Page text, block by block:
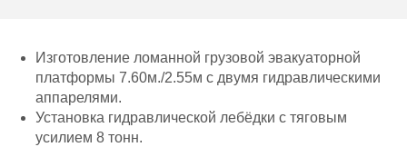
Изготовление ломанной грузовой эвакуаторной
платформы 7.60м./2.55м с двумя гидравлическими
аппарелями.
Установка гидравлической лебёдки c тяговым
усилием 8 тонн.